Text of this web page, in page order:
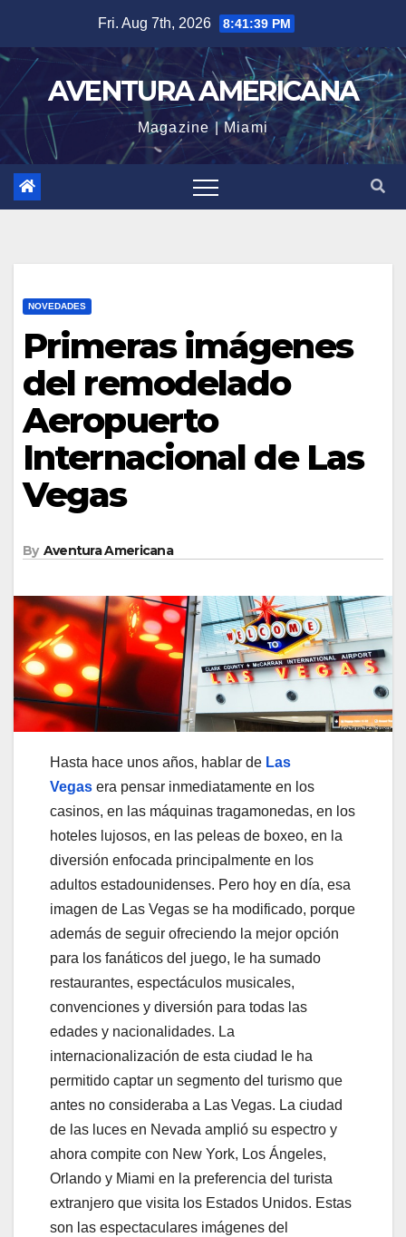
content
Fri. Aug 7th, 2026 8:41:40 PM
AVENTURA AMERICANA
Magazine | Miami
NOVEDADES
Primeras imágenes
del remodelado
Aeropuerto
Internacional de Las
Vegas
By Aventura Americana
Hasta hace unos años, hablar de Las
Vegas era pensar inmediatamente en los
casinos, en las máquinas tragamonedas, en los
hoteles lujosos, en las peleas de boxeo, en la
diversión enfocada principalmente en los
adultos estadounidenses. Pero hoy en día, esa
imagen de Las Vegas se ha modificado, porque
además de seguir ofreciendo la mejor opción
para los fanáticos del juego, le ha sumado
restaurantes, espectáculos musicales,
convenciones y diversión para todas las
edades y nacionalidades. La
internacionalización de esta ciudad le ha
permitido captar un segmento del turismo que
antes no consideraba a Las Vegas. La ciudad
de las luces en Nevada amplió su espectro y
ahora compite con New York, Los Ángeles,
Orlando y Miami en la preferencia del turista
extranjero que visita los Estados Unidos. Estas
son las espectaculares imágenes del